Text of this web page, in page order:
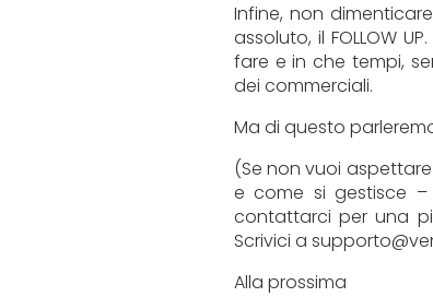
Infine, non
assoluto, il FOLLOW
fare e in che tempi,
dei commerciali.
Ma di questo
(Se non vuoi
e come si gestisce
contattarci per una
Scrivici a
Alla prossima